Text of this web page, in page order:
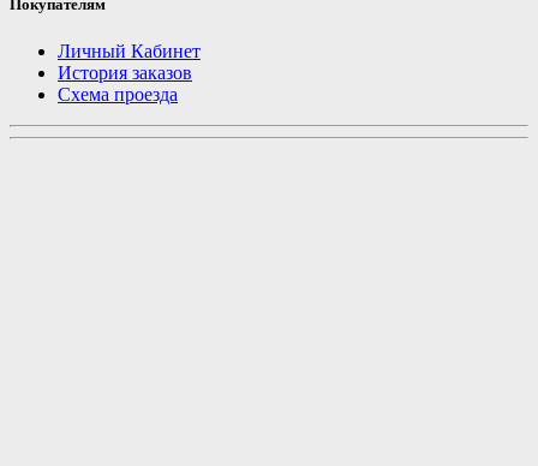
Покупателям
Личный Кабинет
История заказов
Схема проезда